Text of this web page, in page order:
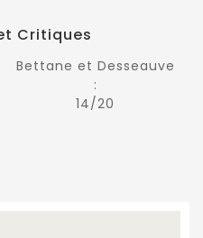
Critiques
Bettane et Desseauve
:
14/20